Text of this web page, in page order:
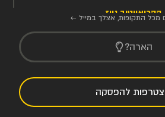
הקריאייטיב ניוז
מכל התקופות, אצלך במייל ←
הארה?
להפסקה